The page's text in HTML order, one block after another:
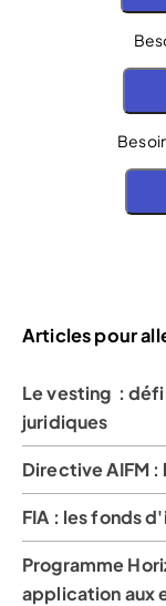
Articles pour
Le vesting :
juridiques
Directive AIFM
FIA : les fonds
Programme
application aux